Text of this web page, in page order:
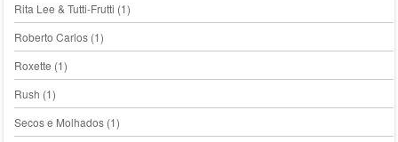
Rita Lee & Tutti-Frutti (1)
Roberto Carlos(1)
Roxette (1)
Rush (1)
Secos e Molhados(1)